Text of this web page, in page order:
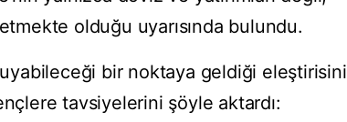
olduğu uyarısında bulundu.
bir noktaya geldiği eleştirisini
tavsiyelerini şöyle aktardı: